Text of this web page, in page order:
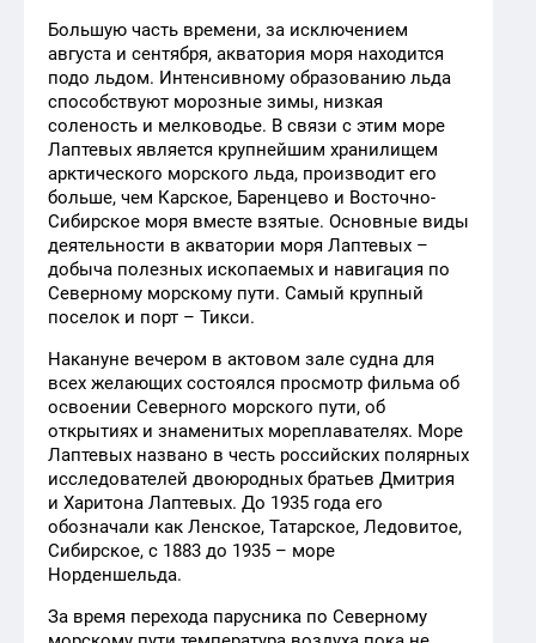
Большую часть времени, за исключением
августа и сентября, акватория моря находится
подо льдом. Интенсивному образованию льда
способствуют морозные зимы, низкая
соленость и мелководье. В связи с этим море
Лаптевых является крупнейшим хранилищем
арктического морского льда, производит его
больше, чем Карское, Баренцево и Восточно-
Сибирское моря вместе взятые. Основные виды
деятельности в акватории моря Лаптевых –
добыча полезных ископаемых и навигация по
Северному морскому пути. Самый крупный
поселок и порт – Тикси.
Накануне вечером в актовом зале судна для
всех желающих состоялся просмотр фильма об
освоении Северного морского пути, об
открытиях и знаменитых мореплавателях. Море
Лаптевых названо в честь российских полярных
исследователей двоюродных братьев Дмитрия
и Харитона Лаптевых. До 1935 года его
обозначали как Ленское, Татарское, Ледовитое,
Сибирское, с 1883 до 1935 – море
Норденшельда.
За время перехода парусника по Северному